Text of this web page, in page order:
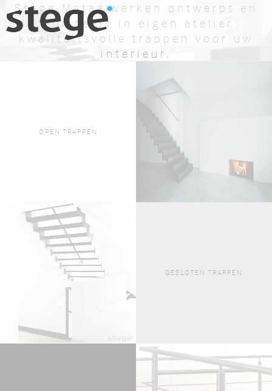
Stege Metaalwerken ontwerpt en
fabriceert in eigen atelier
kwaliteitsvolle trappen voor uw
interieur.
BEKIJK AANBOD
OFFERTE AANVRAGEN
OPEN TRAPPEN
GESLOTEN TRAPPEN